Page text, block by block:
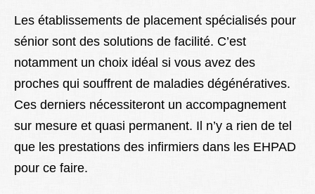
Les établissements de placement spécialisés pour
sénior sont des solutions de facilité. C’est
notamment un choix idéal si vous avez des
proches qui souffrent de maladies dégénératives.
Ces derniers nécessiteront un accompagnement
sur mesure et quasi permanent. Il n’y a rien de tel
que les prestations des infirmiers dans les EHPAD
pour ce faire.